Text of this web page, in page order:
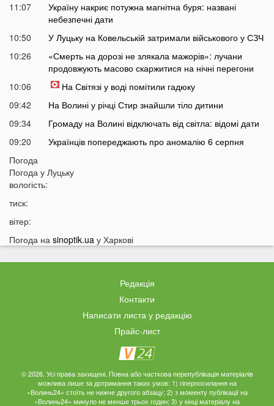
11:07
Україну накриє потужна магнітна буря: названі
небезпечні дати
10:50
У Луцьку на Ковельській затримали військового у СЗЧ
10:26
«Смерть на дорозі не злякала мажорів»: лучани
продовжують масово скаржитися на нічні перегони
10:06
На Світязі у воді помітили гадюку
09:42
На Волині у річці Стир знайшли тіло дитини
09:34
Громаду на Волині відключать від світла: відомі дати
09:20
Українців попереджають про аномалію 6 серпня
09:05
вважався зниклим безвісти
21:32
20:21
Ці продукти потрібно викинути через 48 годин: вони
можуть бути небезпечними
кого це стосується
Що категорично заборонено робити на Яблучний
Спас: повний перелік
Водіїв в Україні можуть оштрафувати на 1190 гривень
На Волині рясно ростуть маслюки: показали
місце, де шукати гриби
17:38
Деякі продукти можуть зникнути з полиць магазинів:
які міста під загрозою
Погода
Погода у Луцьку
вологість:
тиск:
вітер:
Погода на sinoptik.ua у Харкові
Редакція
Контакти
Написати листа у редакцію
Прайс-лист
© 2026. Усі права захищені. Повна або часткова перепублікація матеріалів
можлива лише за дотримання таких умов: 1) гіперпосилання на
«Волинь24» стоїть не нижче другого абзацу; 2) з моменту публікації на
«Волинь24» минуло не менше трьох годин; 3) у кінці матеріалу на